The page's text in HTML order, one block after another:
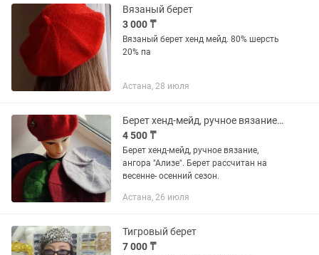
Вязаный берет
3 000 ₸
Вязаный берет хенд мейд. 80% шерсть
20% па
Астана, 28 июля
Берет хенд-мейд, ручное вязание, ангора
4 500 ₸
Берет хенд-мейд, ручное вязание,
ангора "Ализе". Берет рассчитан на
весенне- осенний сезон.
Астана, 26 июля
Тигровый берет
7 000 ₸